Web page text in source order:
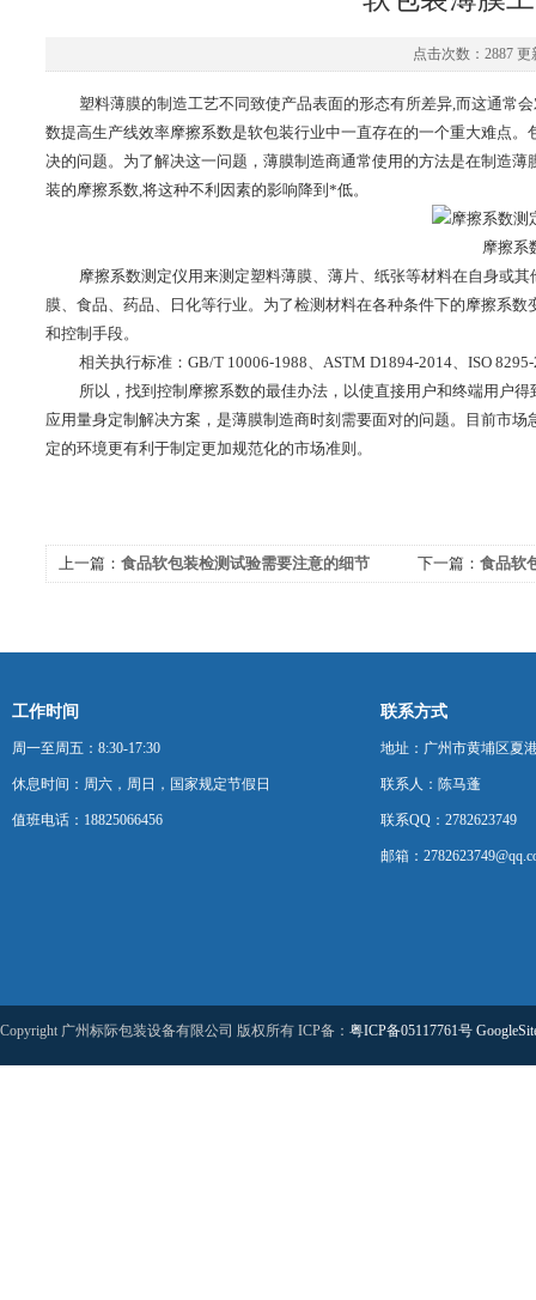
点击次数：2887 更
塑料薄膜的制造工艺不同致使产品表面的形态有所差异,而这通常
数提高生产线效率摩擦系数是软包装行业中一直存在的一个重大难点
决的问题。为了解决这一问题，薄膜制造商通常使用的方法是在制造
装的摩擦系数,将这种不利因素的影响降到*低。
摩擦系
摩擦系数测定仪用来测定塑料薄膜、薄片、纸张等材料在自身或
膜、食品、药品、日化等行业。为了检测材料在各种条件下的摩擦系
和控制手段。
相关执行标准：GB/T 10006-1988、ASTM D1894-2014、ISO
所以，找到控制摩擦系数的最佳办法，以使直接用户和终端用户
应用量身定制解决方案，是薄膜制造商时刻需要面对的问题。目前市
定的环境更有利于制定更加规范化的市场准则。
上一篇： 食品软包装检测试验需要注意的细节 下一篇： 食品软
工作时间
周一至周五：8:30-17:30
休息时间：周六，周日，国家规定节假日
值班电话：18825066456
联系方式
地址：广州市黄埔区夏
联系人：陈马蓬
联系QQ：2782623749
邮箱：
Copyright 广州标际包装设备有限公司 版权所有 ICP备： 粤ICP备05117761号